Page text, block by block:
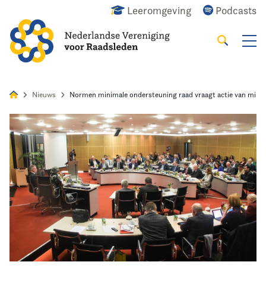
Leeromgeving Podcasts
Zoeken
Home
Agenda
Nieuws
Opleiding
Kennis & Informatie
Nieuws Normen minimale ondersteuning raad vraagt actie van